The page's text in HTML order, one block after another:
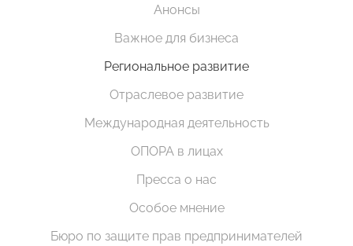
Анонсы
Важное для бизнеса
Региональное развитие
Отраслевое развитие
Международная деятельность
ОПОРА в лицах
Пресса о нас
Особое мнение
Бюро по защите прав предпринимателей